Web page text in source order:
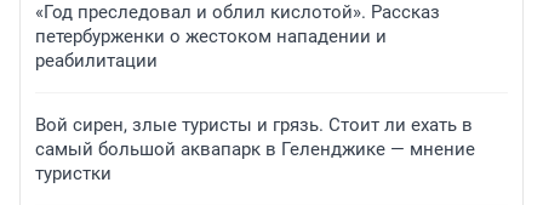
«Год преследовал и облил кислотой». Рассказ
петербурженки о жестоком нападении и
реабилитации
Вой сирен, злые туристы и грязь. Стоит ли ехать в
самый большой аквапарк в Геленджике — мнение
туристки